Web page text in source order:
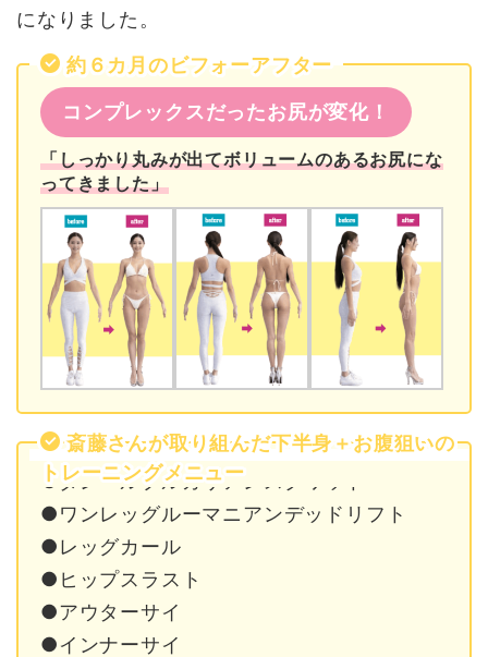
になりました。
約６カ月のビフォーアフター
コンプレックスだったお尻が変化！
「しっかり丸みが出てボリュームのあるお尻にな
ってきました」
斎藤さんが取り組んだ下半身＋お腹狙いの
トレーニングメニュー
●ダンベルブルガリアンスクワット
●ワンレッグルーマニアンデッドリフト
●レッグカール
●ヒップスラスト
●アウターサイ
●インナーサイ